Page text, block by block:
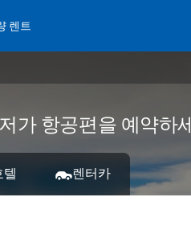
렌트
가 항공편을 예약하
텔 렌터카